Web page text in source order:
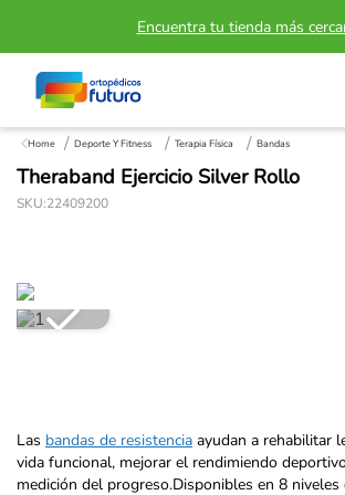
Encuentra tu tienda más
Deporte Y Fitness Terapia Física Bandas
Theraband Ejercicio Silver Rollo
SKU:22409200
Las bandas de resistencia ayudan a rehabilitar
vida funcional, mejorar el rendimiendo
medición del progreso.Disponibles en 8